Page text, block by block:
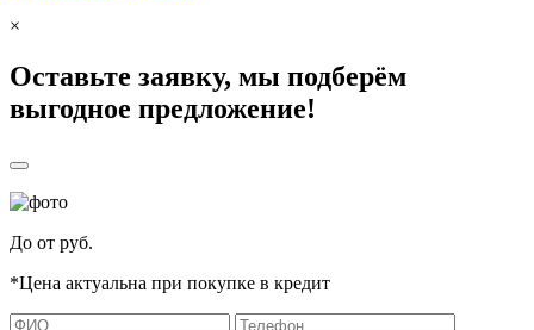
×
Оставьте заявку, мы подберём
выгодное предложение!
До от руб.
*Цена актуальна при покупке в кредит